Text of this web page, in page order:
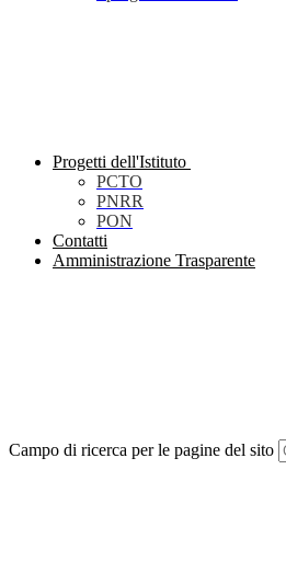
Progetti dell'Istituto
PCTO
PNRR
PON
Contatti
Amministrazione Trasparente
Campo di ricerca per le pagine del sito